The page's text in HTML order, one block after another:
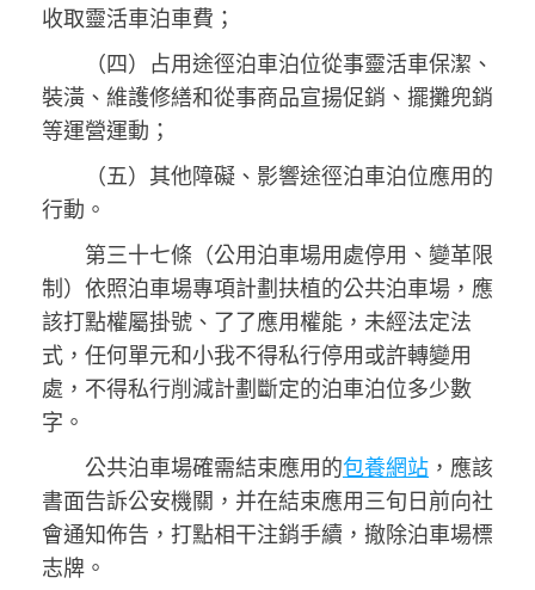
收取靈活車泊車費；
（四）占用途徑泊車泊位從事靈活車保潔、
裝潢、維護修繕和從事商品宣揚促銷、擺攤兜銷
等運營運動；
（五）其他障礙、影響途徑泊車泊位應用的
行動。
第三十七條（公用泊車場用處停用、變革限
制）依照泊車場專項計劃扶植的公共泊車場，應
該打點權屬掛號、了了應用權能，未經法定法
式，任何單元和小我不得私行停用或許轉變用
處，不得私行削減計劃斷定的泊車泊位多少數
字。
公共泊車場確需結束應用的包養網站 ，應該
書面告訴公安機關，并在結束應用三旬日前向社
會通知佈告，打點相干注銷手續，撤除泊車場標
志牌。